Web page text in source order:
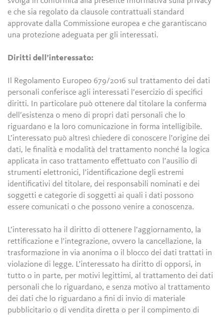
e che sia regolato da clausole contrattuali standard
approvate dalla Commissione europea e che garantiscano
una protezione adeguata per gli interessati.
Diritti dell’interessato:
Il Regolamento Europeo 679/2016 sul trattamento dei dati
personali conferisce agli interessati l’esercizio di specifici
diritti. In particolare può ottenere dal titolare la conferma
dell’esistenza o meno di propri dati personali che lo
riguardano e la loro comunicazione in forma intelligibile.
L’interessato può altresì chiedere di conoscere l’origine dei
dati, le finalità e modalità del trattamento nonché la logica
applicata in caso trattamento effettuato con l’ausilio di
strumenti elettronici, l’identificazione degli estremi
identificativi del titolare, dei responsabili nominati e dei
soggetti e categorie di soggetti ai quali i dati possono
essere comunicati o che possono venire a conoscenza.
L’interessato ha il diritto di ottenere l’aggiornamento, la
rettificazione e l’integrazione, ovvero la cancellazione, la
trasformazione in via anonima o il blocco dei dati trattati in
violazione di legge. L’interessato ha diritto di opporsi, in
tutto o in parte, per motivi legittimi, al trattamento dei dati
personali che lo riguardano, e senza motivo al trattamento
dei dati che lo riguardano a fini di invio di materiale
pubblicitario o di vendita diretta o per il compimento di